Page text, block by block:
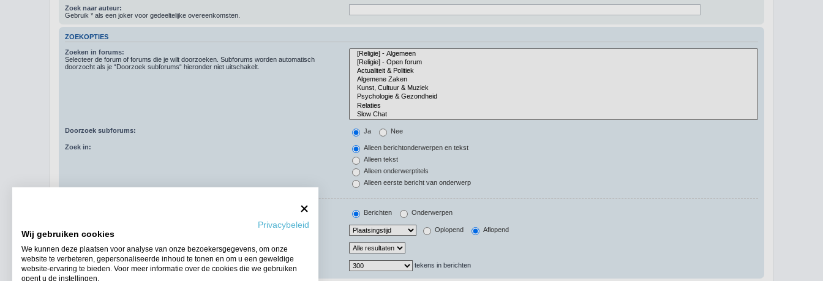
Zoek naar auteur:
Gebruik * als een joker voor gedeeltelijke overeenkomsten.
ZOEKOPTIES
Zoeken in forums:
Selecteer de forum of forums die je wilt doorzoeken. Subforums worden automatisch
doorzocht als je “Doorzoek subforums“ hieronder niet uitschakelt.
Doorzoek subforums: Ja Nee
Zoek in:
Alleen berichtonderwerpen en tekst
Alleen tekst
Alleen onderwerptitels
Alleen eerste bericht van onderwerp
Berichten Onderwerpen
Oplopend Aflopend
Zoek in berichten van afgelopen:
Geef eerste: tekens in berichten
Privacybeleid
Wij gebruiken cookies
We kunnen deze plaatsen voor analyse van onze bezoekersgegevens, om onze
website te verbeteren, gepersonaliseerde inhoud te tonen en om u een geweldige
website-ervaring te bieden. Voor meer informatie over de cookies die we gebruiken
opent u de instellingen.